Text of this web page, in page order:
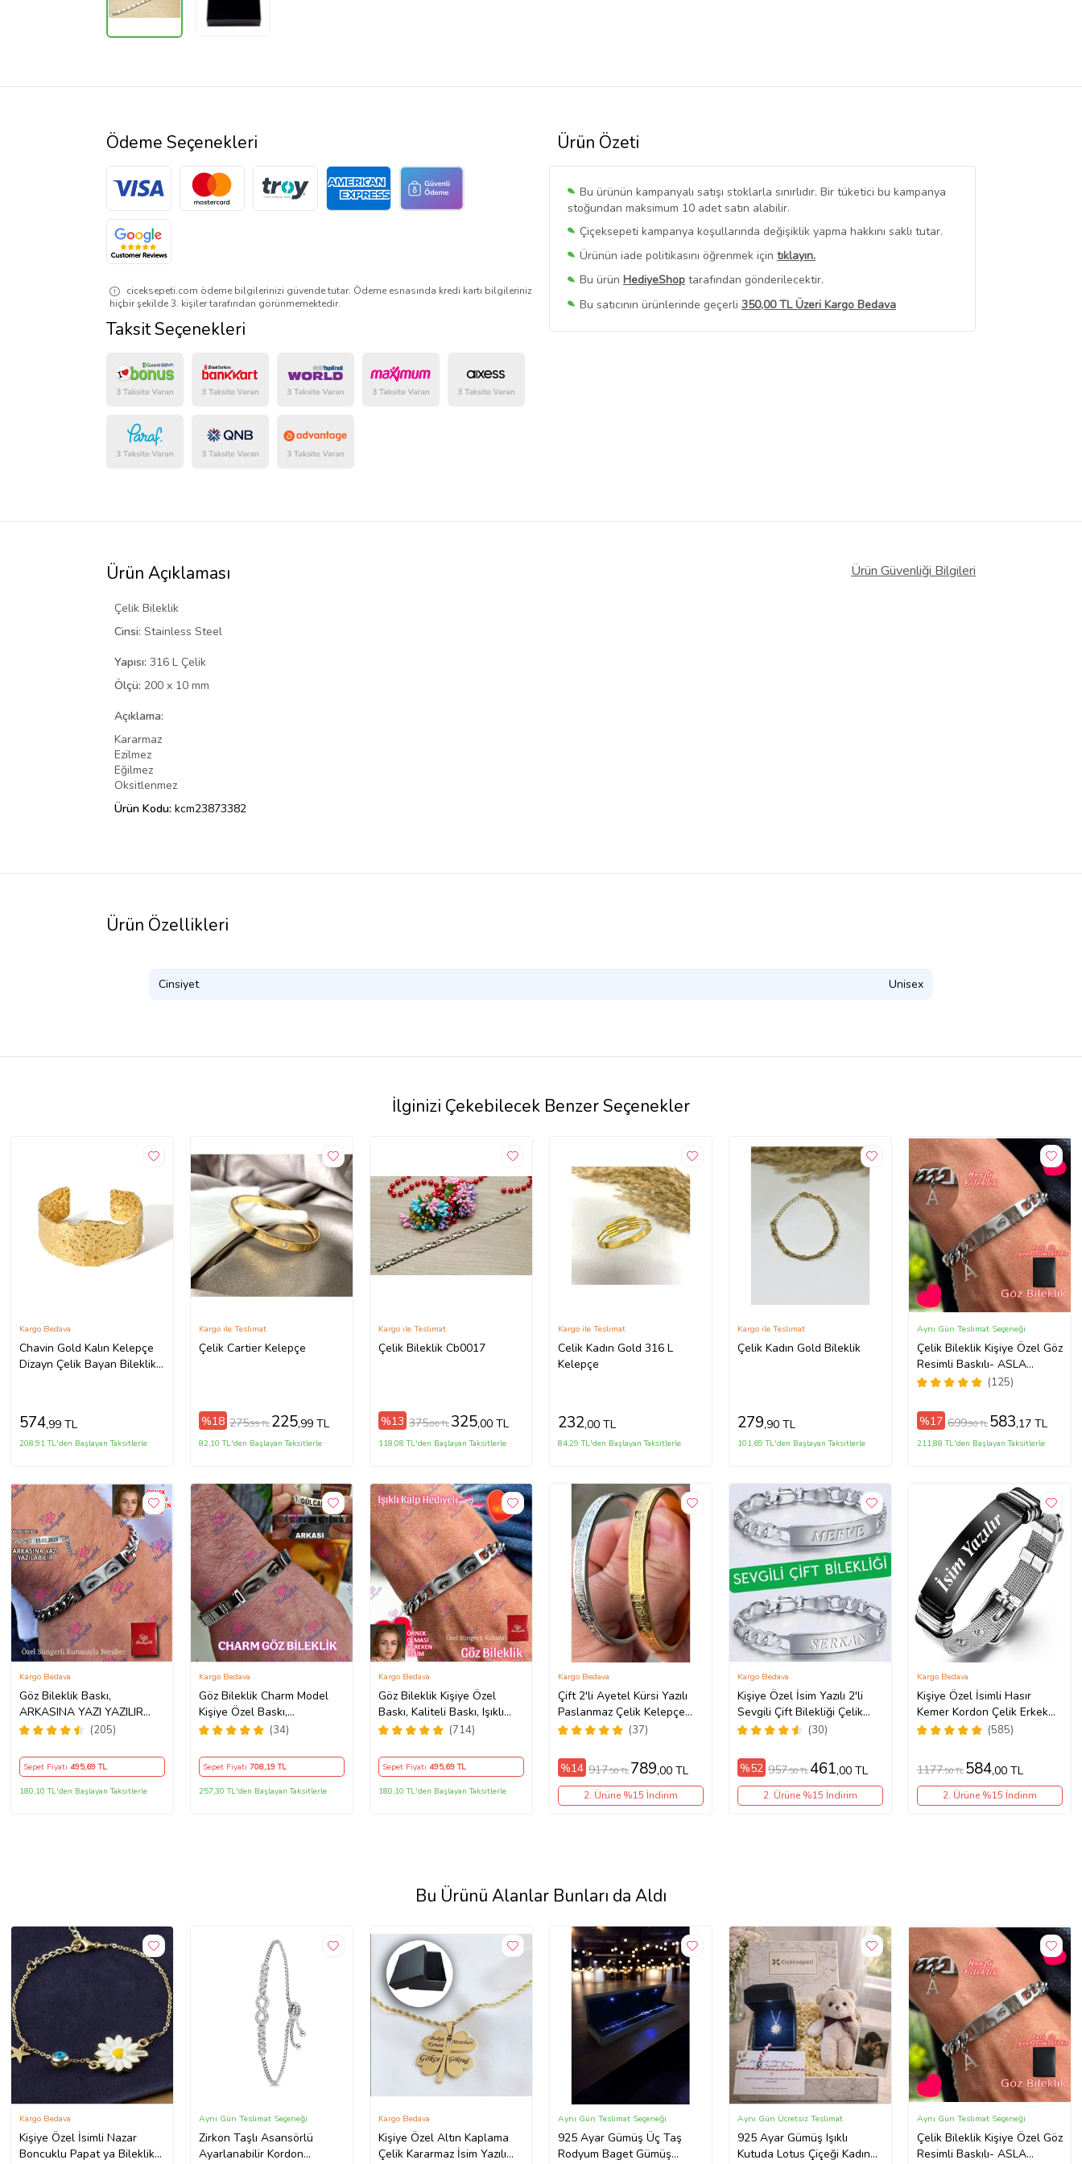
Ürün Özeti
Bu ürünün kampanyalı satışı stoklarla sınırlıdır. Bir tüketici bu kampanya
stoğundan maksimum 10 adet satın alabilir.
Çiçeksepeti kampanya koşullarında değişiklik yapma hakkını saklı tutar.
Ürünün iade politikasını öğrenmek için tıklayın.
Bu ürün HediyeShop tarafından gönderilecektir.
Bu satıcının ürünlerinde geçerli 350,00 TL Üzeri Kargo Bedava
Bu SatıcınınTüm Ürünlerini Görüntüle
Ödeme Seçenekleri
ciceksepeti.com ödeme bilgilerinizi güvende tutar. Ödeme esnasında kredi kartı bilgileriniz
hiçbir şekilde 3. kişiler tarafından görünmemektedir.
Taksit Seçenekleri
Ürün Açıklaması Ürün Güvenliği Bilgileri
Çelik Bileklik
Cinsi: Stainless Steel
Yapısı: 316 L Çelik
Ölçü: 200 x 10 mm
Açıklama:
Kararmaz
Ezilmez
Eğilmez
Oksitlenmez
Ürün Kodu: kcm23873382
Ürün Özellikleri
Cinsiyet Unisex
İlginizi Çekebilecek Benzer Seçenekler
Chavin Gold Kalın Kelepçe
Dizayn Çelik Bayan Bileklik
Kargo Bedava
574,99 TL
208,91 TL'den Başlayan Taksitlerle
Çelik Cartier Kelepçe
Kargo ile Teslimat
%18 275,99 TL 225,99 TL
82,10 TL'den Başlayan Taksitlerle
Çelik Bileklik Cb0017
Kargo ile Teslimat
%13 375,00 TL 325,00 TL
118,08 TL'den Başlayan Taksitlerle
Celik Kadın Gold 316 L
Kelepçe
Kargo ile Teslimat
232,00 TL
84,29 TL'den Başlayan Taksitlerle
Çelik Kadın Gold Bileklik
Kargo ile Teslimat
279,90 TL
101,69 TL'den Başlayan Taksitlerle
Çelik Bileklik Kişiye Özel Göz
Resimli Baskılı- ASLA
PASLANMAZ (125)
Aynı Gün Teslimat Seçeneği
%17 699,90 TL 583,17 TL
211,88 TL'den Başlayan Taksitlerle
Göz Bileklik Baskı,
ARKASINA YAZI YAZILIR
Çeliktir, Paslanmaz,
Bileklik
(205)
Kargo Bedava
Sepet Fiyatı 495,69 TL
180,10 TL'den Başlayan Taksitlerle
Göz Bileklik Charm Model
Kişiye Özel Baskı,
ARKASINA YAZI Kaliteli
Kararmaz (Gümüş)
(34)
Kargo Bedava
Sepet Fiyatı 708,19 TL
257,30 TL'den Başlayan Taksitlerle
Göz Bileklik Kişiye Özel
Baskı, Kaliteli Baskı, Işıklı
Kalp Hediyeli, Çeliktir,
(714)
Kargo Bedava
Sepet Fiyatı 495,69 TL
180,10 TL'den Başlayan Taksitlerle
Çift 2'li Ayetel Kürsi Yazılı
Paslanmaz Çelik Kelepçe
Bileklik Kalın Kalıp scb88
(37)
Kargo Bedava
%14 917,50 TL 789,00 TL
2. Ürüne %15 İndirim
Kişiye Özel İsim Yazılı 2'li
Sevgili Çift Bilekliği Çelik
Bileklik scb41 (Metal)
(30)
Kargo Bedava
%52 957,50 TL461,00 TL
2. Ürüne %15 İndirim
Kişiye Özel İsimli Hasır
Kemer Kordon Çelik Erkek
Bileklik scb13s (Siyah-Gri)
(585)
Kargo Bedava
1177,50 TL 584,00 TL
2. Ürüne %15 İndirim
Bu Ürünü Alanlar Bunları da Aldı
Kişiye Özel İsimli Nazar
Boncuklu Papat ya Bileklik
Kargo Bedava
Zirkon Taşlı Asansörlü
Ayarlanabilir Kordon
Aynı Gün Teslimat Seçeneği
Kişiye Özel Altın Kaplama
Çelik Kararmaz İsim Yazılı
Kargo Bedava
925 Ayar Gümüş Üç Taş
Rodyum Baget Gümüş
Aynı Gün Teslimat Seçeneği
925 Ayar Gümüş Işıklı
Kutuda Lotus Çiçeği Kadın
Aynı Gün Ücretsiz Teslimat
Çelik Bileklik Kişiye Özel Göz
Resimli Baskılı- ASLA
Aynı Gün Teslimat Seçeneği